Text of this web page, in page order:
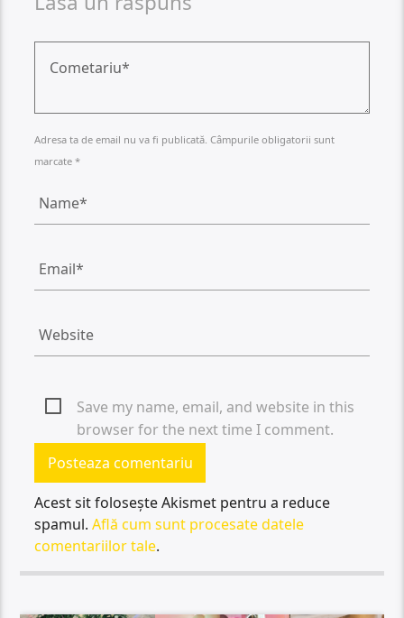
Adresa ta de email nu va fi publicată. Câmpurile obligatorii sunt
marcate *
Save my name, email, and website in this
browser for the next time I comment.
Acest sit folosește Akismet pentru a reduce
spamul.Află cum sunt procesate datele
comentariilor tale.